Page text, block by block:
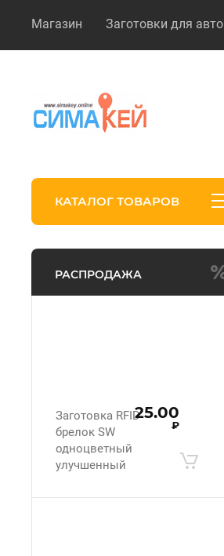
Магазин Заготовки для авто
КАТАЛОГ ТОВАРОВ
РАСПРОДАЖА
Заготовка RFID
брелок SW
одноцветный
улучшенный
25.00
₽